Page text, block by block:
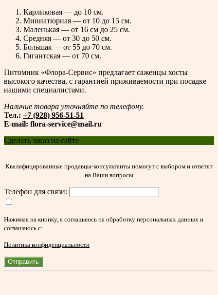
Карликовая — до 10 см.
Миниатюрная — от 10 до 15 см.
Маленькая — от 16 см до 25 см.
Средняя — от 30 до 50 см.
Большая — от 55 до 70 см.
Гигантская — от 70 см.
Питомник «Флора-Сервис» предлагает саженцы хосты
высокого качества, с гарантией приживаемости при посадке
нашими специалистами.
Наличие товара уточняйте по телефону.
Тел.: +7 (928) 956-51-51
E-mail: flora-service@mail.ru
Сделать заказ на сайте
Квалифицированные продавцы-консультанты помогут с выбором и ответят
на Ваши вопросы
Телефон для связи:
Нажимая на кнопку, я соглашаюсь на обработку персональных данных и
соглашаюсь с:
Политика конфиденциальности
Отправить